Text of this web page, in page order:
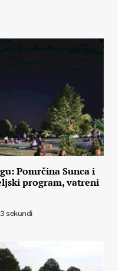
Pomrčina Sunca i
program, vatreni
sekundi